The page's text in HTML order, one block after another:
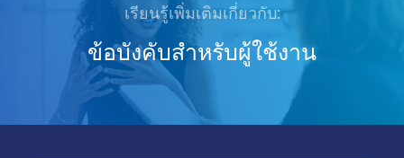
เรียนรู้เพิ่มเติมเกี่ยวกับ:
ข้อบังคับสำหรับผู้ใช้งาน